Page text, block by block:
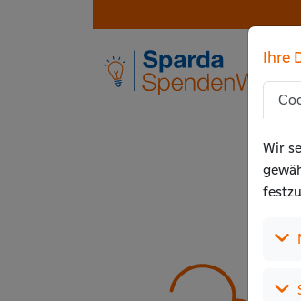
Der Wettbewerb ist beendet
Zu
Ihre
Wir